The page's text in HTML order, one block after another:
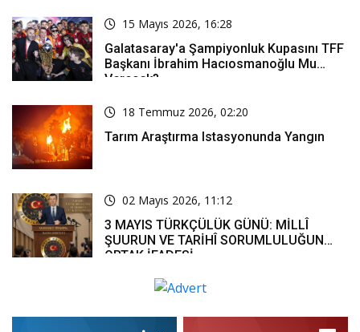
15 Mayıs 2026, 16:28
Galatasaray'a Şampiyonluk Kupasını TFF
Başkanı İbrahim Hacıosmanoğlu Mu
Verecek?
18 Temmuz 2026, 02:20
Tarım Araştırma Istasyonunda Yangın
02 Mayıs 2026, 11:12
3 MAYIS TÜRKÇÜLÜK GÜNÜ: MİLLÎ
ŞUURUN VE TARİHÎ SORUMLULUĞUN
ORTAK İFADESİ